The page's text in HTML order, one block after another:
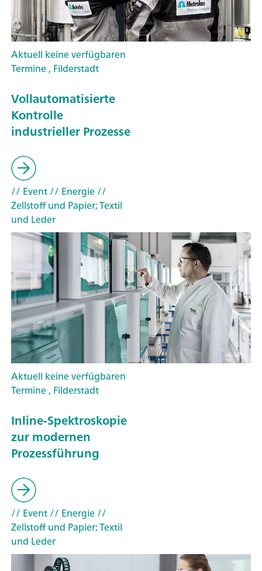
Aktuell keine verfügbaren
Termine , Filderstadt
Vollautomatisierte
Kontrolle
industrieller Prozesse
// Event// Energie//
Zellstoff und Papier; Textil
und Leder
Aktuell keine verfügbaren
Termine , Filderstadt
Inline-Spektroskopie
zur modernen
Prozessführung
// Event// Energie//
Zellstoff und Papier; Textil
und Leder